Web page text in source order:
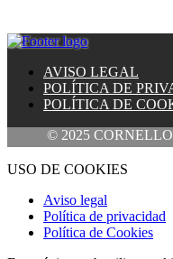
AVISO LEGAL
POLÍTICA DE
POLÍTICA DE
© 2025 CORNELLO
USO DE COOKIES
Aviso legal
Política de privacidad
Política de Cookies